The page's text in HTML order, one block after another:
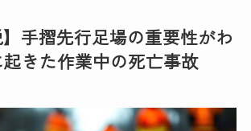
手摺先行足場の重要性がわ
きた作業中の死亡事故